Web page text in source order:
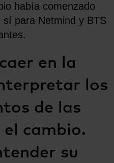
había comenzado
para Netmind y BTS
en la
los
de las
cambio.
su